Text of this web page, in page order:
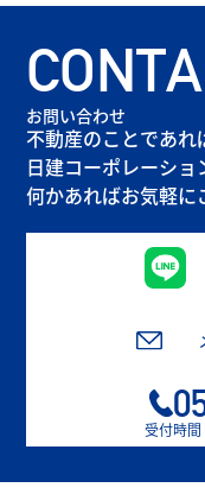
お問い合わせ
不動産のことであれ
日建コーポレーショ
何かあればお気軽に
受付時